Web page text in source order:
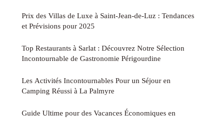
Prix des Villas de Luxe à Saint-Jean-de-Luz : Tendances
et Prévisions pour 2025
Top Restaurants à Sarlat : Découvrez Notre Sélection
Incontournable de Gastronomie Périgourdine
Les Activités Incontournables Pour un Séjour en
Camping Réussi à La Palmyre
Guide Ultime pour des Vacances Économiques en